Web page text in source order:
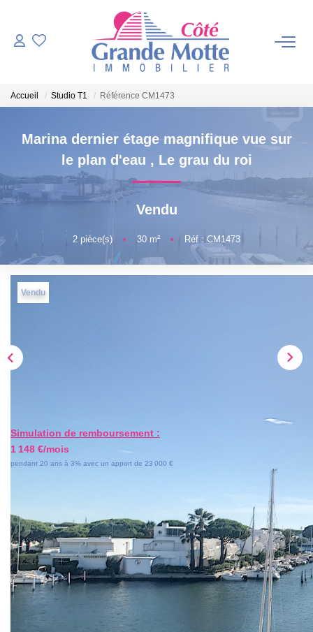
VENTES
ESTIMATION
VENDRE
NOTRE AGENCE
Qui Sommes-Nous ?
Accueil Studio T1 Référence CM1473
Marina dernier étage magnifique vue sur
le plan d'eau , Le grau du roi
Vendu
2 pièce(s) • 30 m² • Réf : CM1473
Vendu
Simulation de remboursement :
1 148 €/mois
pendant 20 ans à 3% avec un apport de 23 000 €
Description
Réf : CM1473
Port-Camargue, dans une jolie résidence sécurisée, au
calme, cette marina en dernier étage vous séduira pour sa
magnifique vue dégagée sur le port.